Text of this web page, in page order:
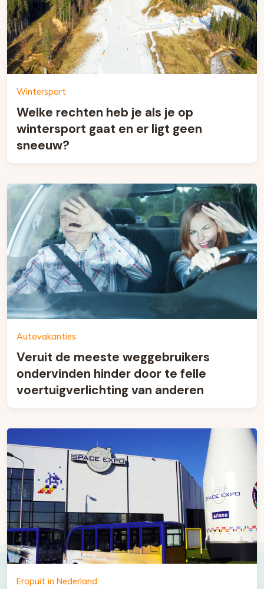
Wintersport
Welke rechten heb je als je op
wintersport gaat en er ligt geen
sneeuw?
Autovakanties
Veruit de meeste weggebruikers
ondervinden hinder door te felle
voertuigverlichting van anderen
Eropuit in Nederland